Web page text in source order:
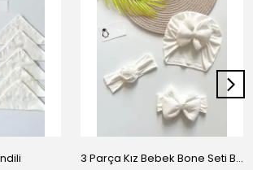
3 Parça Kız Bebek Bone Seti BN02 - Beyaz